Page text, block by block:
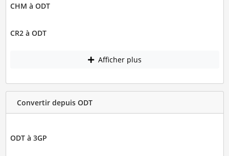
CHM à ODT
CR2 à ODT
Afficher plus
Convertir depuis ODT
ODT à 3GP